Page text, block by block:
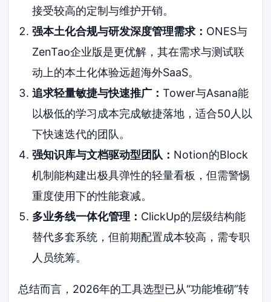
接受较高的定制与维护开销。
强本土化合规与研发深度管理需求： ONES与
ZenTao企业版是更优解，其在需求与测试联
动上的本土化体验远超海外SaaS。
追求轻量敏捷与快速推广： Tower与Asana能
以极低的学习成本完成敏捷落地，适合50人以
下快速迭代的团队。
强知识库与文档驱动型团队： Notion的Block
机制能构建出极具弹性的轻量看板，但需警惕
重度使用下的性能衰减。
多业务线一体化管理： ClickUp的层级结构能
替代多套系统，但前期配置成本较高，需专职
人员统筹。
总结而言，2026年的工具选型已从“功能堆砌”转